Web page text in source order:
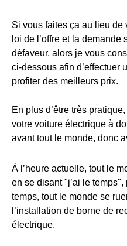
Si vous faites ça au lieu de
loi de l’offre et la
défaveur, alors je vous
ci-dessous afin d’effectuer
profiter des meilleurs prix.
En plus d’être très
votre voiture électrique à
avant tout le monde, donc
À l’heure actuelle, tout le
en se disant "j’ai le
temps, tout le monde se
l’installation de borne de
électrique.